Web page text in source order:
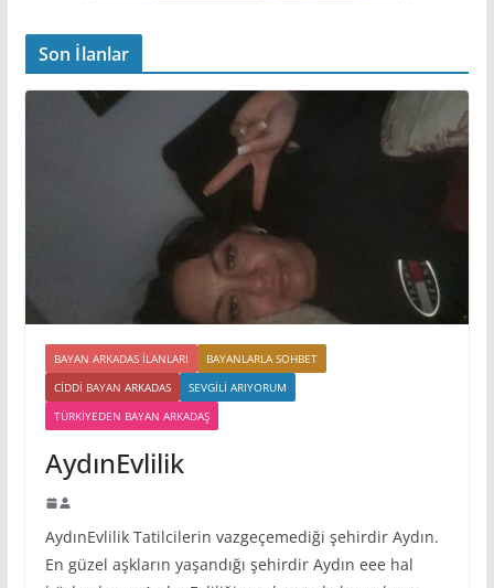
Son İlanlar
BAYAN ARKADAS ILANLARI
BAYANLARLA SOHBET
CIDDI BAYAN ARKADAS
SEVGILI ARIYORUM
TÜRKIYEDEN BAYAN ARKADAŞ
AydınEvlilik
AydınEvlilik Tatilcilerin vazgeçemediği şehirdir Aydın.
En güzel aşkların yaşandığı şehirdir Aydın eee hal